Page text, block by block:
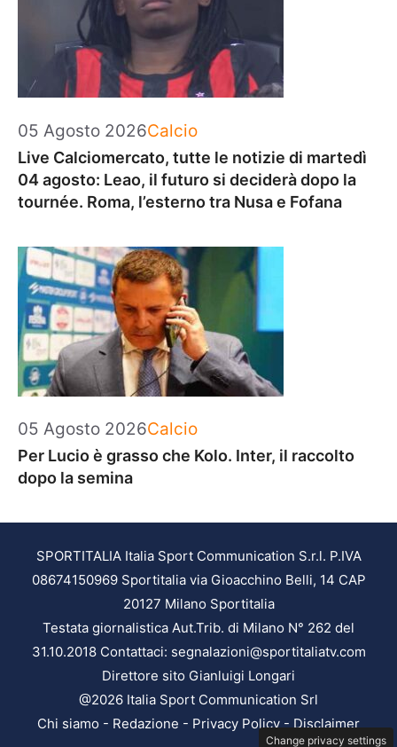
05 Agosto 2026Categorie
Calcio
Live Calciomercato, tutte le notizie di martedì
04 agosto: Leao, il futuro si deciderà dopo la
tournée. Roma, l’esterno tra Nusa e Fofana
05 Agosto 2026Categorie
Calcio
Per Lucio è grasso che Kolo. Inter, il raccolto
dopo la semina
SPORTITALIA Italia Sport Communication S.r.l. P.IVA
08674150969 Sportitalia via Gioacchino Belli, 14 CAP
20127 Milano Sportitalia
Testata giornalistica Aut.Trib. di Milano N° 262 del
31.10.2018 Contattaci: segnalazioni@sportitaliatv.com
Direttore sito Gianluigi Longari
@2026 Italia Sport Communication Srl
Chi siamo - Redazione - Privacy Policy-Disclaimer
Change privacy settings